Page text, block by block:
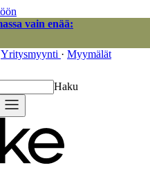
vain enää:
Yritysmyynti · Myymälät
Haku